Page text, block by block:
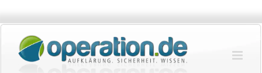
springen